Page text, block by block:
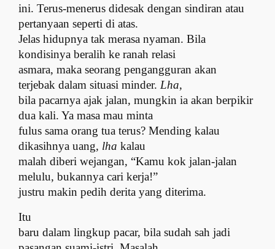
ini. Terus-menerus didesak dengan sindiran atau
pertanyaan seperti di atas.
Jelas hidupnya tak merasa nyaman. Bila
kondisinya beralih ke ranah relasi
asmara, maka seorang pengangguran akan
terjebak dalam situasi minder. Lha,
bila pacarnya ajak jalan, mungkin ia akan berpikir
dua kali. Ya masa mau minta
fulus sama orang tua terus? Mending kalau
dikasihnya uang, lhakalau
malah diberi wejangan, “Kamu kok jalan-jalan
melulu, bukannya cari kerja!”
justru makin pedih derita yang diterima.
Itu
baru dalam lingkup pacar, bila sudah sah jadi